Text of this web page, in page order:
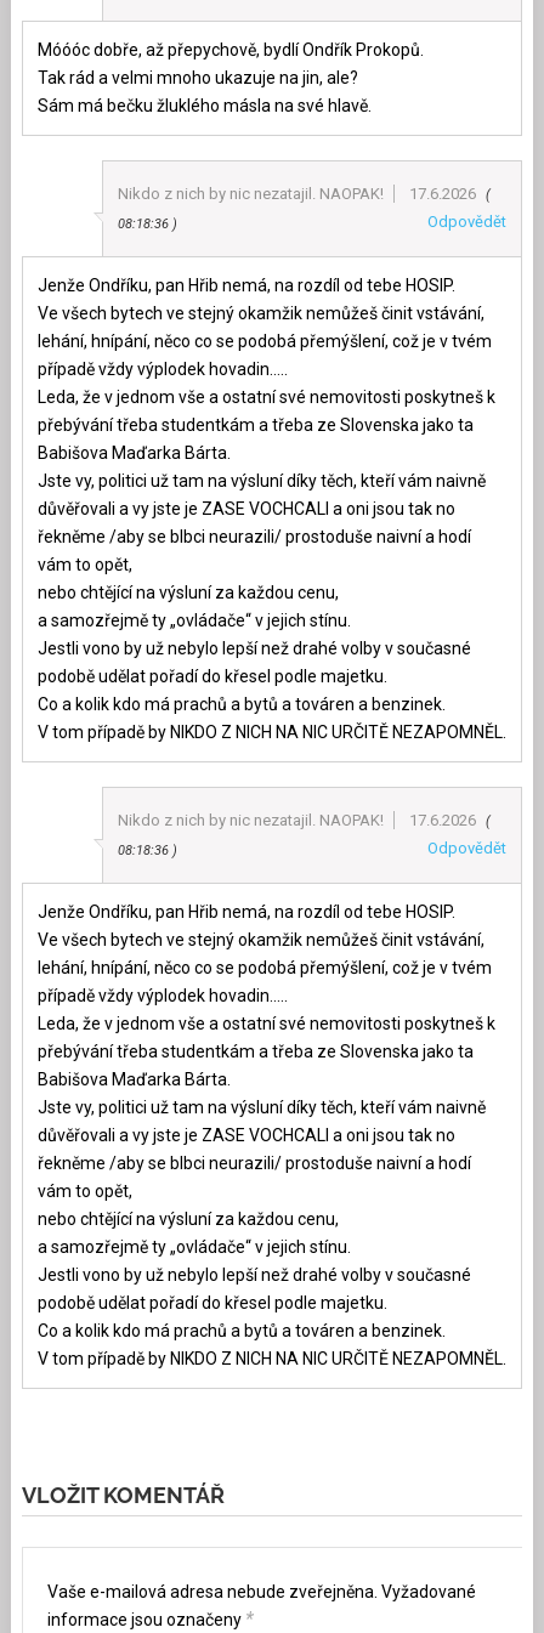
Móóóc dobře, až přepychově, bydlí Ondřík Prokopů.
Tak rád a velmi mnoho ukazuje na jin, ale?
Sám má bečku žluklého másla na své hlavě.
Nikdo z nich by nic nezatajil. NAOPAK! 17.6.2026
08:18:36 Odpovědět
Jenže Ondříku, pan Hřib nemá, na rozdíl od tebe HOSIP.
Ve všech bytech ve stejný okamžik nemůžeš činit vstávání,
lehání, hnípání, něco co se podobá přemýšlení, což je v tvém
případě vždy výplodek hovadin…..
Leda, že v jednom vše a ostatní své nemovitosti poskytneš k
přebývání třeba studentkám a třeba ze Slovenska jako ta
Babišova Maďarka Bárta.
Jste vy, politici už tam na výsluní díky těch, kteří vám naivně
důvěřovali a vy jste je ZASE VOCHCALI a oni jsou tak no
řekněme /aby se blbci neurazili/ prostoduše naivní a hodí
vám to opět,
nebo chtějící na výsluní za každou cenu,
a samozřejmě ty „ovládače“ v jejich stínu.
Jestli vono by už nebylo lepší než drahé volby v současné
podobě udělat pořadí do křesel podle majetku.
Co a kolik kdo má prachů a bytů a továren a benzinek.
V tom případě by NIKDO Z NICH NA NIC URČITĚ NEZAPOMNĚL.
Nikdo z nich by nic nezatajil. NAOPAK! 17.6.2026
08:18:36 Odpovědět
Jenže Ondříku, pan Hřib nemá, na rozdíl od tebe HOSIP.
Ve všech bytech ve stejný okamžik nemůžeš činit vstávání,
lehání, hnípání, něco co se podobá přemýšlení, což je v tvém
případě vždy výplodek hovadin…..
Leda, že v jednom vše a ostatní své nemovitosti poskytneš k
přebývání třeba studentkám a třeba ze Slovenska jako ta
Babišova Maďarka Bárta.
Jste vy, politici už tam na výsluní díky těch, kteří vám naivně
důvěřovali a vy jste je ZASE VOCHCALI a oni jsou tak no
řekněme /aby se blbci neurazili/ prostoduše naivní a hodí
vám to opět,
nebo chtějící na výsluní za každou cenu,
a samozřejmě ty „ovládače“ v jejich stínu.
Jestli vono by už nebylo lepší než drahé volby v současné
podobě udělat pořadí do křesel podle majetku.
Co a kolik kdo má prachů a bytů a továren a benzinek.
V tom případě by NIKDO Z NICH NA NIC URČITĚ NEZAPOMNĚL.
VLOŽIT KOMENTÁŘ
Vaše e-mailová adresa nebude zveřejněna. Vyžadované
informace jsou označeny *